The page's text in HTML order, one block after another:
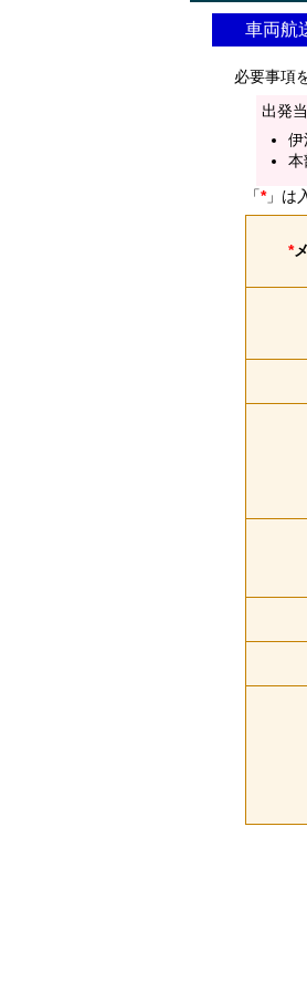
車両航
必要事項
出発
「*」は
*